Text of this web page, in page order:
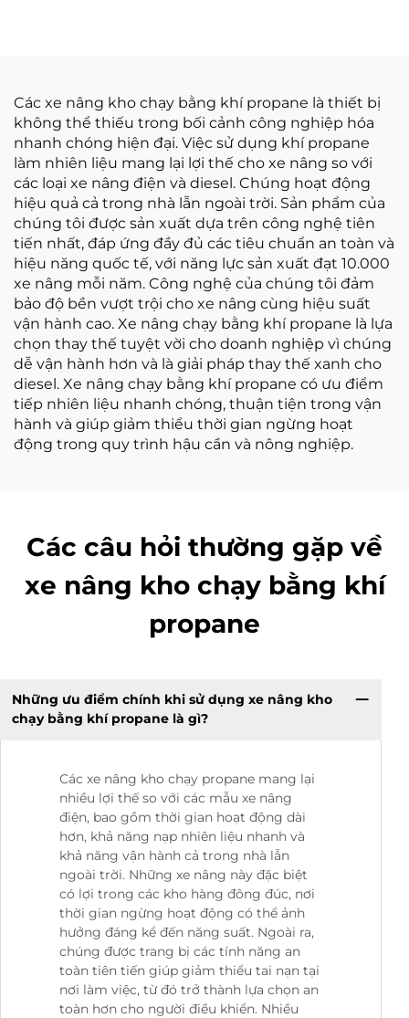
Các xe nâng kho chạy bằng khí propane là thiết bị
không thể thiếu trong bối cảnh công nghiệp hóa
nhanh chóng hiện đại. Việc sử dụng khí propane
làm nhiên liệu mang lại lợi thế cho xe nâng so với
các loại xe nâng điện và diesel. Chúng hoạt động
hiệu quả cả trong nhà lẫn ngoài trời. Sản phẩm của
chúng tôi được sản xuất dựa trên công nghệ tiên
tiến nhất, đáp ứng đầy đủ các tiêu chuẩn an toàn và
hiệu năng quốc tế, với năng lực sản xuất đạt 10.000
xe nâng mỗi năm. Công nghệ của chúng tôi đảm
bảo độ bền vượt trội cho xe nâng cùng hiệu suất
vận hành cao. Xe nâng chạy bằng khí propane là lựa
chọn thay thế tuyệt vời cho doanh nghiệp vì chúng
dễ vận hành hơn và là giải pháp thay thế xanh cho
diesel. Xe nâng chạy bằng khí propane có ưu điểm
tiếp nhiên liệu nhanh chóng, thuận tiện trong vận
hành và giúp giảm thiểu thời gian ngừng hoạt
động trong quy trình hậu cần và nông nghiệp.
Các câu hỏi thường gặp về
xe nâng kho chạy bằng khí
propane
Những ưu điểm chính khi sử dụng xe nâng kho
chạy bằng khí propane là gì?
Các xe nâng kho chạy propane mang lại
nhiều lợi thế so với các mẫu xe nâng
điện, bao gồm thời gian hoạt động dài
hơn, khả năng nạp nhiên liệu nhanh và
khả năng vận hành cả trong nhà lẫn
ngoài trời. Những xe nâng này đặc biệt
có lợi trong các kho hàng đông đúc, nơi
thời gian ngừng hoạt động có thể ảnh
hưởng đáng kể đến năng suất. Ngoài ra,
chúng được trang bị các tính năng an
toàn tiên tiến giúp giảm thiểu tai nạn tại
nơi làm việc, từ đó trở thành lựa chọn an
toàn hơn cho người điều khiển. Nhiều